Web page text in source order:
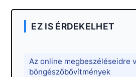
EZ IS ÉRDEKELHET
Az online megbeszéléseidre
böngészőbővítmények